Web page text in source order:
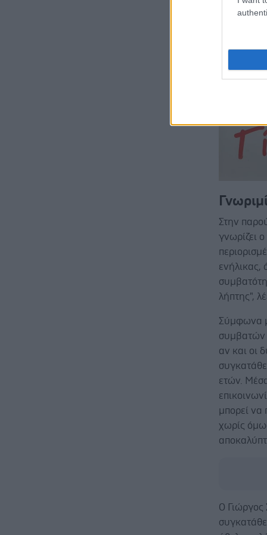
Στην
γνωρίζει
ενήλικας,
λήπτης",
Σύμφωνα
συμβατών
αν και οι
ετών.
μπορεί να
χωρίς
Ο Γιώργος